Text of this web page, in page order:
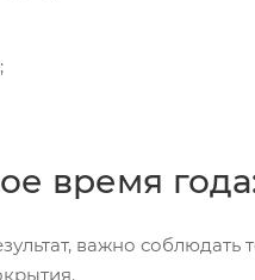
;
время
важно